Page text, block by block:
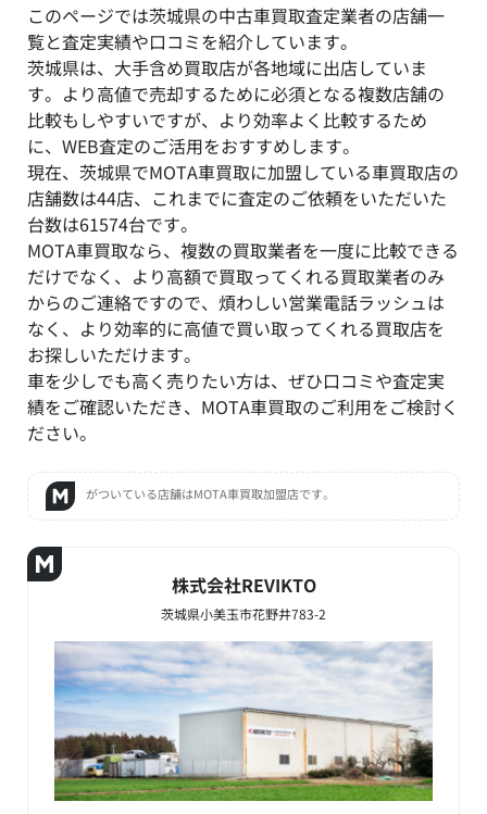
このページでは茨城県の中古車買取査定業者の店舗一
覧と査定実績や口コミを紹介しています。
茨城県は、大手含め買取店が各地域に出店していま
す。より高値で売却するために必須となる複数店舗の
比較もしやすいですが、より効率よく比較するため
に、WEB査定のご活用をおすすめします。
現在、茨城県でMOTA車買取に加盟している車買取店の
店舗数は44店、これまでに査定のご依頼をいただいた
台数は61574台です。
MOTA車買取なら、複数の買取業者を一度に比較できる
だけでなく、より高額で買取ってくれる買取業者のみ
からのご連絡ですので、煩わしい営業電話ラッシュは
なく、より効率的に高値で買い取ってくれる買取店を
お探しいただけます。
車を少しでも高く売りたい方は、ぜひ口コミや査定実
績をご確認いただき、MOTA車買取のご利用をご検討く
ださい。
がついている店舗はMOTA車買取加盟店です。
株式会社REVIKTO
茨城県小美玉市花野井783-2